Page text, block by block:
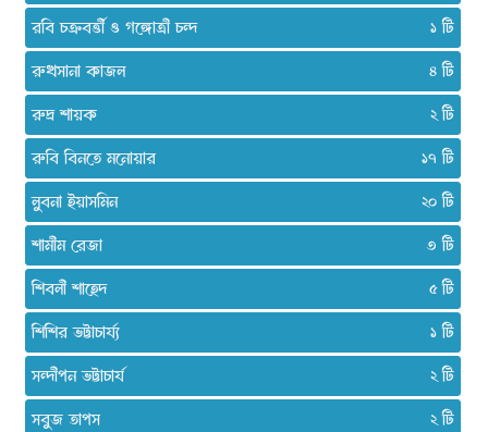
রবি চক্রবর্ত্তী ও গঙ্গোত্রী চন্দ
১
রুখসানা কাজল
৪
রুদ্র শায়ক
২
রুবি বিনতে মনোয়ার
১৭
লুবনা ইয়াসমিন
২০
শামীম রেজা
৩
শিবলী শাহেদ
৫
শিশির ভট্টাচার্য্য
১
সন্দীপন ভট্টাচার্য
২
সবুজ তাপস
২